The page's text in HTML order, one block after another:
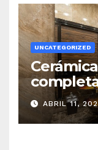
UNCATEGORIZED
opción
ABRIL 11,